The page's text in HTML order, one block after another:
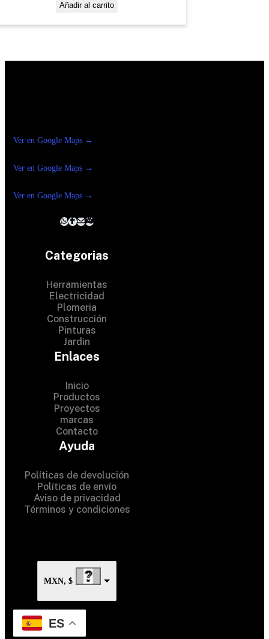
Añadir al carrito
Ver en Google Maps →
Ver en Google Maps →
Ver en Google Maps →
Categorias
Herramientas
Electricidad
Plomeria
Construcción
Pinturas
Jardin
Enlaces
Inicio
Productos
Proyectos
marcas
Contacto
Ayuda
Políticas de devolución
Políticas de envío
Aviso de privacidad
Términos y condiciones
MXN, $
ES